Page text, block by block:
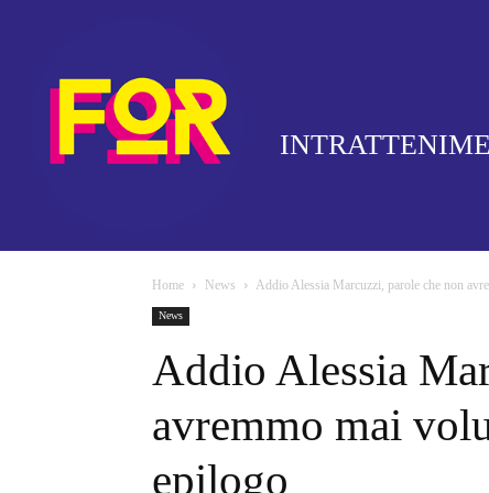
Home News Addio Alessia Marcuzzi, parole che non
News
Addio Alessia
avremmo mai
epilogo